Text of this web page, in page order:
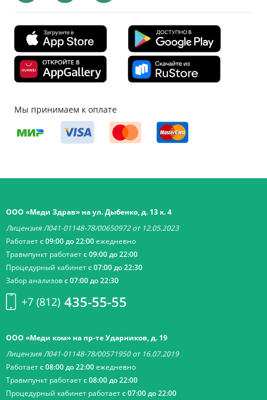
Мы принимаем к оплате
ООО «Меди Здрав» на ул. Дыбенко, д. 13 к. 4
Лицензия Л041-01148-78/00650972 от 12.05.2023
Работаетс 09:00 до 22:00ежедневно
Травмпункт работаетс 09:00 до 22:00
Процедурный кабинетс 07:00 до 22:30
Забор анализовс 07:00 до 22:30
+7 (812) 435-55-55
ООО «Меди ком» на пр-те Ударников, д. 19
Лицензия Л041-01148-78/00571950 от 16.07.2019
Работаетс 08:00 до 22:00ежедневно
Травмпункт работаетс 08:00 до 22:00
Процедурный кабинет работаетс 07:00 до 22:00